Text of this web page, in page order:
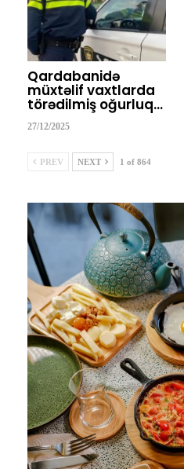
Qardabanidə
müxtəlif vaxtlarda
törədilmiş oğurluq…
27/12/2025
PREV NEXT 1 of 864